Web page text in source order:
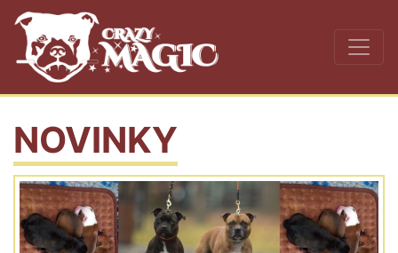
NOVINKY